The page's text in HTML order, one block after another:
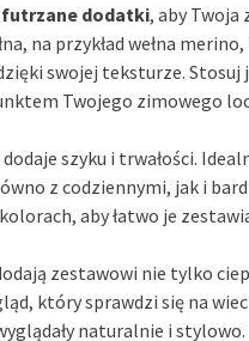
futrzane dodatki, aby Twoja
na przykład wełna
swojej teksturze.
Twojego zimowego
szyku i trwałości.
z codziennymi, jak i
aby łatwo je
zestawowi nie tylko
który sprawdzi się na
naturalnie i stylowo.